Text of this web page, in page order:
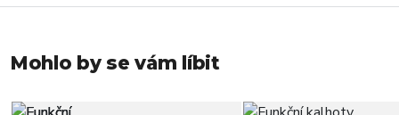
Mohlo by se vám líbit